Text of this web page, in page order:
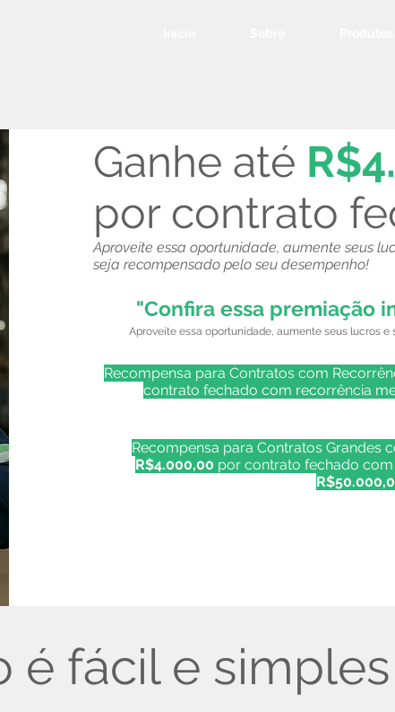
Ganhe até
por contrato
Aproveite essa oportunidade, aumente seus
seja recompensado pelo seu desempenho!
"Confira essa premiação
Aproveite essa oportunidade, aumente seus lucros
Recompensa para Contratos com
contrato fechado com recorrência
Recompensa para Contratos Grandes
R$4.000,00 por contrato fechado
é fácil e